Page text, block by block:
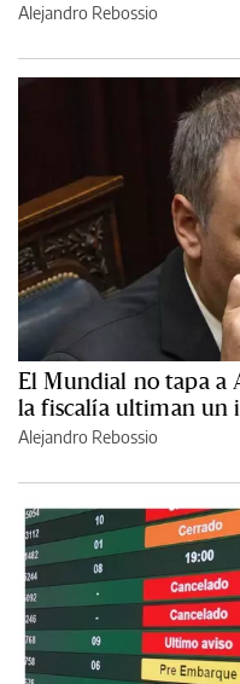
Alejandro Rebossio
El Mundial no tapa a
la fiscalía ultiman un
Alejandro Rebossio